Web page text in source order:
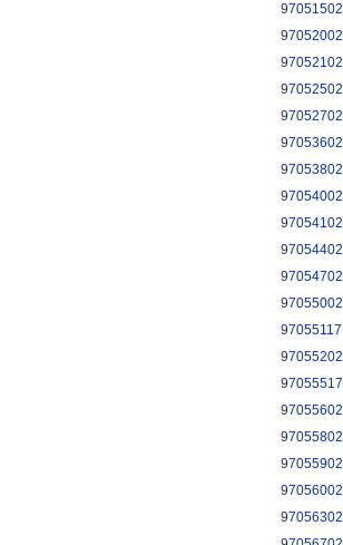
97051502
97052002
97052102
97052502
97052702
97053602
97053802
97054002
97054102
97054402
97054702
97055002
97055117
97055202
97055517
97055602
97055802
97055902
97056002
97056302